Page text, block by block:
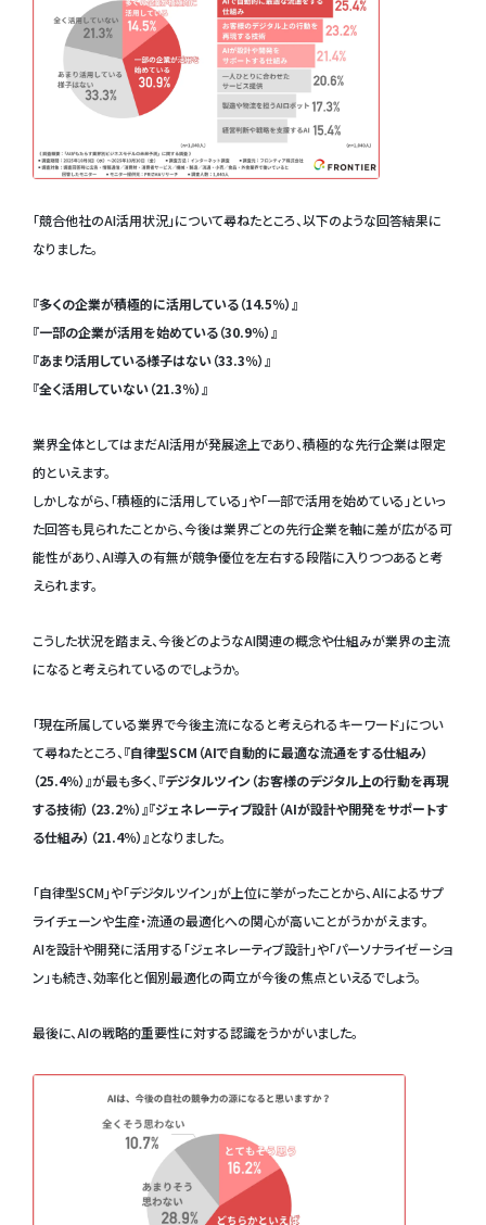
「競合他社のAI活用状況」について尋ねたところ、以下のような回答結果に
なりました。
『多くの企業が積極的に活用している（14.5％）』
『一部の企業が活用を始めている（30.9％）』
『あまり活用している様子はない（33.3％）』
『全く活用していない（21.3％）』
業界全体としてはまだAI活用が発展途上であり、積極的な先行企業は限定
的といえます。
しかしながら、「積極的に活用している」や「一部で活用を始めている」といっ
た回答も見られたことから、今後は業界ごとの先行企業を軸に差が広がる可
能性があり、AI導入の有無が競争優位を左右する段階に入りつつあると考
えられます。
こうした状況を踏まえ、今後どのようなAI関連の概念や仕組みが業界の主流
になると考えられているのでしょうか。
「現在所属している業界で今後主流になると考えられるキーワード」につい
て尋ねたところ、 『自律型SCM（AIで自動的に最適な流通をする仕組み）
（25.4％）』が最も多く、 『デジタルツイン（お客様のデジタル上の行動を再現
する技術）（23.2％）』『ジェネレーティブ設計（AIが設計や開発をサポートす
る仕組み）（21.4％）』となりました。
「自律型SCM」や「デジタルツイン」が上位に挙がったことから、AIによるサプ
ライチェーンや生産・流通の最適化への関心が高いことがうかがえます。
AIを設計や開発に活用する「ジェネレーティブ設計」や「パーソナライゼーショ
ン」も続き、効率化と個別最適化の両立が今後の焦点といえるでしょう。
最後に、AIの戦略的重要性に対する認識をうかがいました。